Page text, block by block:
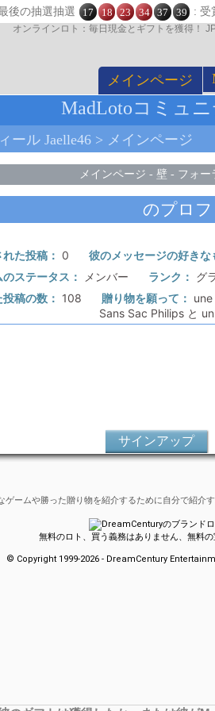
メインページ
後の抽選抽選 17 18 23 34 37 39 : 受
オンラインロト：毎日現金とギフトを獲得！
MadLotoコミュニ
ール Jaelle46 > メインページ
メインページ - 壁 - フォー
のプロフ
た投稿： 0 彼のメッセージの好きな
ステータス：
メンバー ランク： グ
稿の数： 108 贈り物を願って：
Sans Sac Philips と
サインアップ
ームや勝った贈り物を紹介するために自分で紹介
無料のロト、買う義務はありません、無料
© Copyright 1999-2026 - DreamCentury